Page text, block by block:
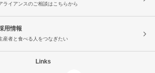
ライアンスのご相談はこちらから
用情報
産者と食べる人をつなぎたい
Links